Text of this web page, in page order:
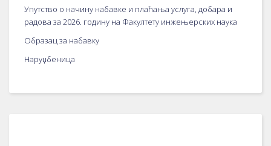
Упутство о начину набавке и плаћања услуга, добара и
радова за 2026. годину на Факултету инжењерских наука
Образац за набавку
Наруџбеница